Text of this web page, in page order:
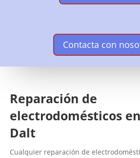
Contacta con
Reparación de
electrodomésticos
Dalt
Cualquier reparación de